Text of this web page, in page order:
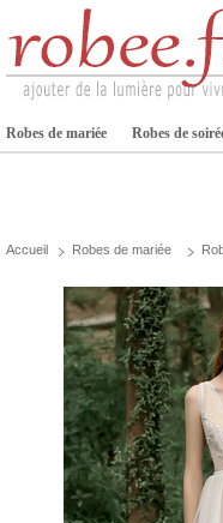
Robes de mariée Robes de
Accueil Robes de mariée